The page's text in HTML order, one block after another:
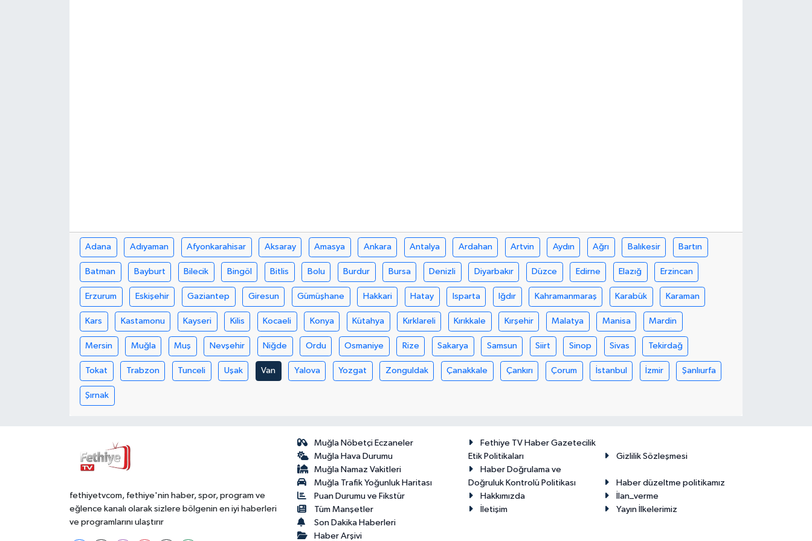
Adana Adıyaman Afyonkarahisar Aksaray Amasya Ankara Antalya Ardahan Artvin Aydın Ağrı Balıkesir Bartın
Batman Bayburt Bilecik Bingöl Bitlis Bolu Burdur Bursa Denizli Diyarbakır Düzce Edirne Elazığ Erzincan
Erzurum Eskişehir Gaziantep Giresun Gümüşhane Hakkari Hatay Isparta Iğdır Kahramanmaraş Karabük Karaman
Kars Kastamonu Kayseri Kilis Kocaeli Konya Kütahya Kırklareli Kırıkkale Kırşehir Malatya Manisa Mardin
Mersin Muğla Muş Nevşehir Niğde Ordu Osmaniye Rize Sakarya Samsun Siirt Sinop Sivas Tekirdağ
Tokat Trabzon Tunceli Uşak Van Yalova Yozgat Zonguldak Çanakkale Çankırı Çorum İstanbul İzmir Şanlıurfa
Şırnak
fethiyetvcom, fethiye'nin haber, spor, program ve
eğlence kanalı olarak sizlere bölgenin en iyi haberleri
ve programlarını ulaştırır
Muğla Nöbetçi Eczaneler
Muğla Hava Durumu
Muğla Namaz Vakitleri
Muğla Trafik Yoğunluk Haritası
Puan Durumu ve Fikstür
Tüm Manşetler
Son Dakika Haberleri
Haber Arşivi
Fethiye TV Haber Gazetecilik
Etik Politikaları
Gizlilik Sözleşmesi
Haber Doğrulama ve
Doğruluk Kontrolü Politikası
Haber düzeltme politikamız
Hakkımızda
İlan_verme
İletişim
Yayın İlkelerimiz